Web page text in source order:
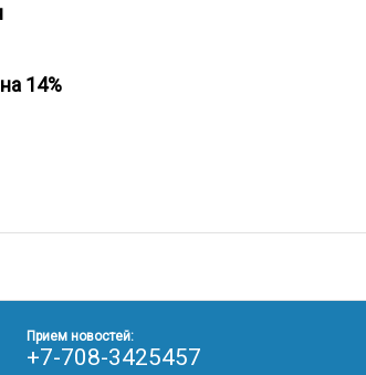
14%
Прием новостей:
+7-708-3425457